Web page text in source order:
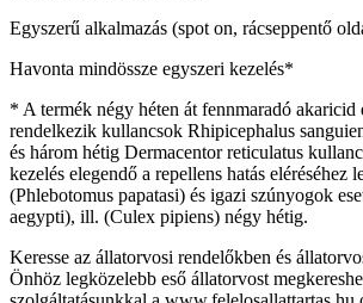
Egyszerű alkalmazás (spot on, rácseppentő
Havonta mindössze egyszeri kezelés*
* A termék négy héten át fennmaradó akaricid
rendelkezik kullancsok Rhipicephalus
és három hétig Dermacentor reticulatus
kezelés elegendő a repellens hatás eléréséhez
(Phlebotomus papatasi) és igazi szúnyogok
aegypti), ill. (Culex pipiens) négy hétig.
Keresse az állatorvosi rendelőkben és
Önhöz legközelebb eső állatorvost